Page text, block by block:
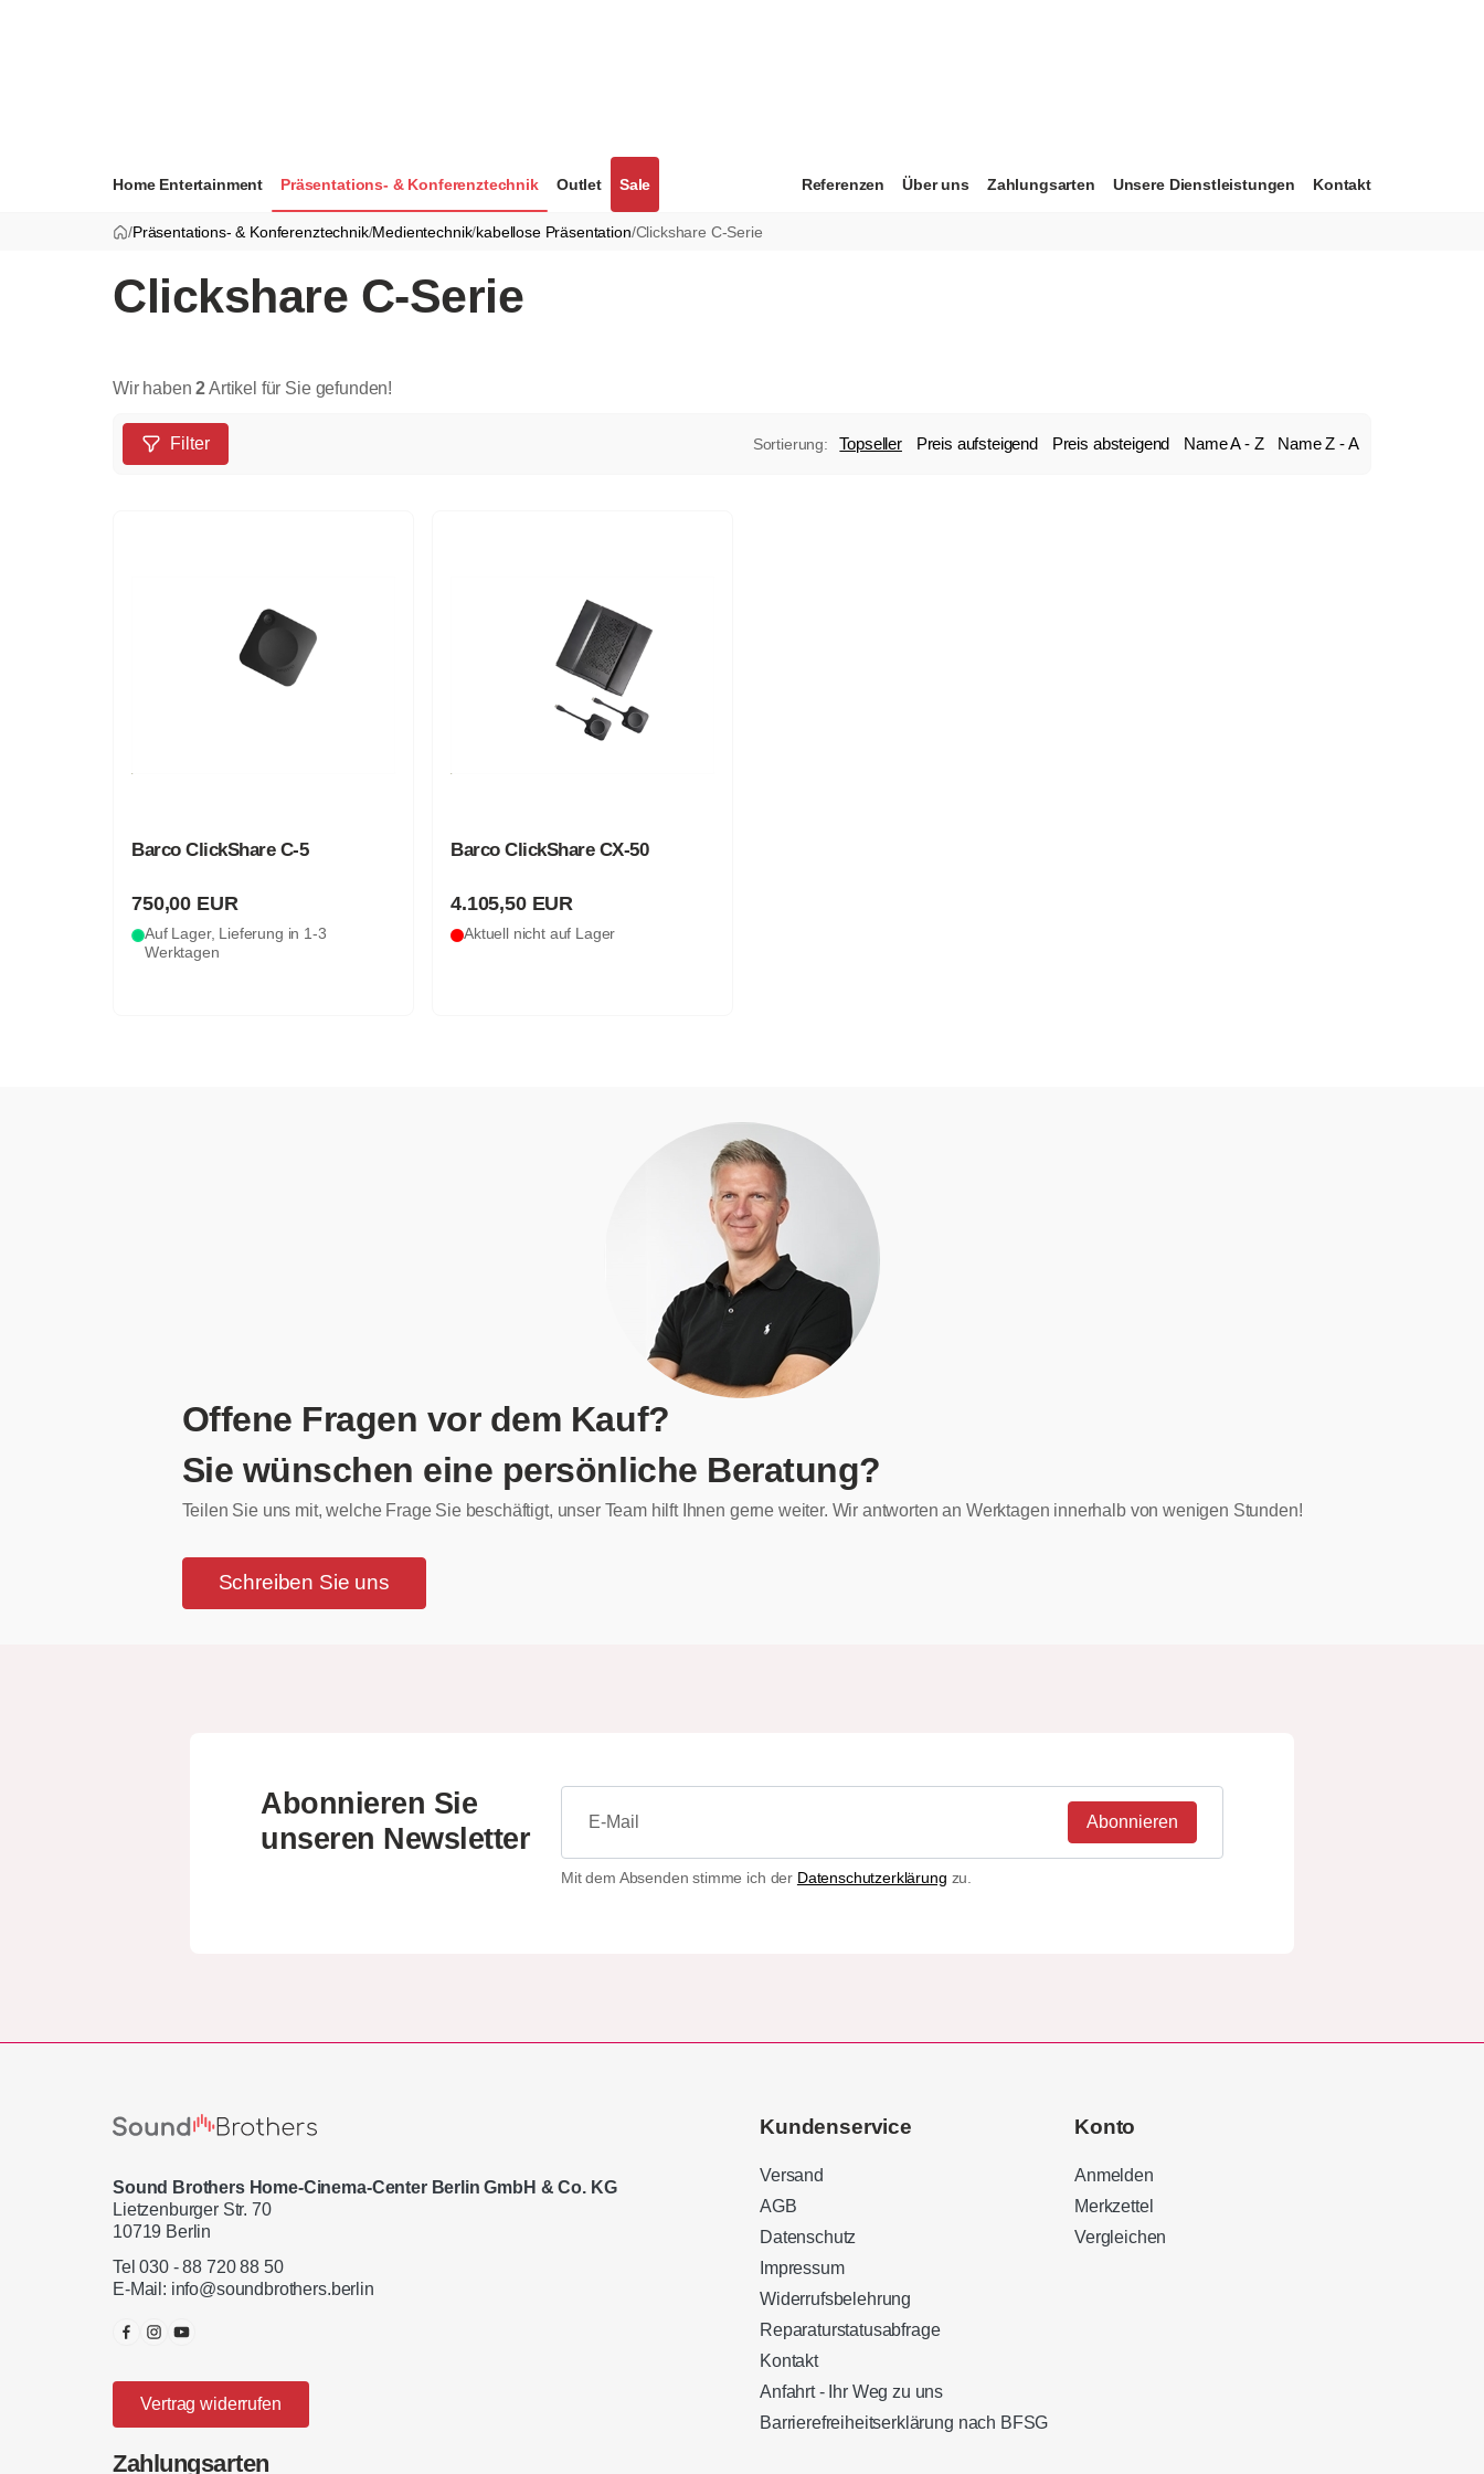
Home Entertainment Präsentations- & Konferenztechnik Outlet Sale Referenzen Über uns Zahlungsarten Unsere Dienstleistungen Kontakt
/Präsentations- & Konferenztechnik/Medientechnik/kabellose Präsentation/Clickshare C-Serie
Clickshare C-Serie
Wir haben2Artikel für Sie gefunden!
Filter Sortierung: Topseller Preis aufsteigend Preis absteigend Name A - Z Name Z - A
Barco ClickShare C-5
750,00 EUR
Auf Lager, Lieferung in 1-3
Werktagen
Barco ClickShare CX-50
4.105,50 EUR
Aktuell nicht auf Lager
Offene Fragen vor dem Kauf?
Sie wünschen eine persönliche Beratung?
Teilen Sie uns mit, welche Frage Sie beschäftigt, unser Team hilft Ihnen gerne weiter. Wir antworten an Werktagen innerhalb von wenigen Stunden!
Schreiben Sie uns
Abonnieren Sie
unseren Newsletter
Abonnieren
Mit dem Absenden stimme ich der Datenschutzerklärung zu.
Sound Brothers Home-Cinema-Center Berlin GmbH & Co. KG
Lietzenburger Str. 70
10719 Berlin
Tel 030 - 88 720 88 50
E-Mail: info@soundbrothers.berlin
Vertrag widerrufen
Zahlungsarten
Kundenservice
Versand
AGB
Datenschutz
Impressum
Widerrufsbelehrung
Reparaturstatusabfrage
Kontakt
Anfahrt - Ihr Weg zu uns
Barrierefreiheitserklärung nach BFSG
Konto
Anmelden
Merkzettel
Vergleichen